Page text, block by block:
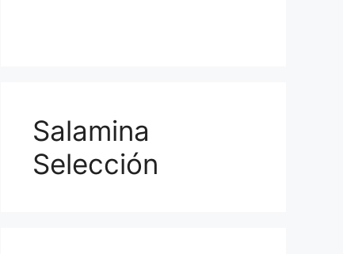
Salamina
Selección